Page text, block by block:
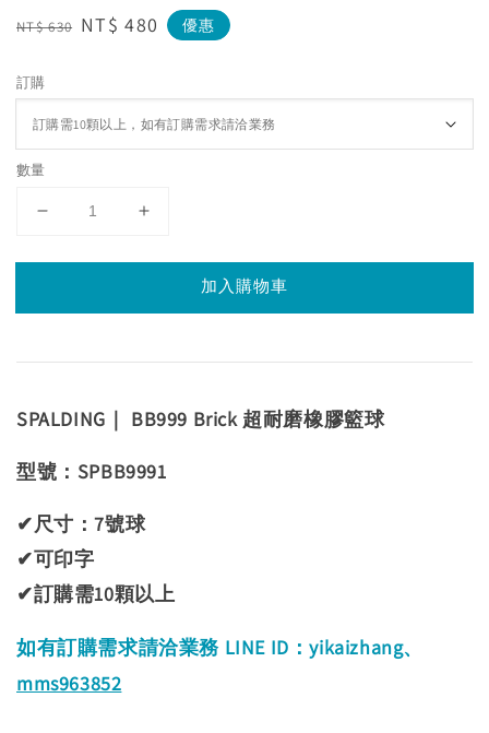
Regular
NT$ 630 Sale
NT$ 480 優惠
訂購
數量
加入購物車
SPALDING｜ BB999 Brick 超耐磨橡膠籃球
型號： SPBB9991
✔尺寸：7號球
✔可印字
✔訂購需10顆以上
如有訂購需求請洽業務 LINE ID：yikaizhang、
mms963852